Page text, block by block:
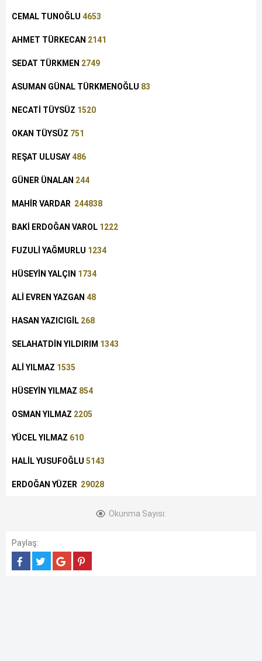
CEMAL TUNOĞLU 4653
AHMET TÜRKECAN 2141
SEDAT TÜRKMEN 2749
ASUMAN GÜNAL TÜRKMENOĞLU 83
NECATİ TÜYSÜZ 1520
OKAN TÜYSÜZ 751
REŞAT ULUSAY486
GÜNER ÜNALAN 244
MAHİR VARDAR 244838
BAKİ ERDOĞAN VAROL 1222
FUZULİ YAĞMURLU 1234
HÜSEYİN YALÇIN 1734
ALİ EVREN YAZGAN 48
HASAN YAZICIGİL 268
SELAHATDİN YILDIRIM 1343
ALİ YILMAZ 1535
HÜSEYİN YILMAZ 854
OSMAN YILMAZ 2205
YÜCEL YILMAZ 610
HALİL YUSUFOĞLU 5143
ERDOĞAN YÜZER 29028
Okunma Sayısı:
Paylaş: